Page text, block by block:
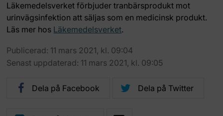
Läkemedelsverket förbjuder tranbärsprodukt mot
urinvägsinfektion att säljas som en medicinsk produkt.
Läs mer hos Läkemedelsverket.
Publicerad: 11 mars 2021, kl. 09:04
Senast uppdaterad: 11 mars 2021, kl. 09:05
Dela på Facebook Dela på Twitter